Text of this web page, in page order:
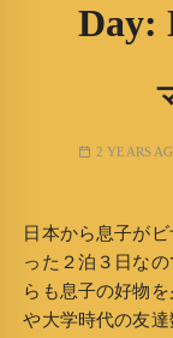
Day:
2 YEARS
日本から息子が
った２泊３日な
らも息子の好物
や大学時代の友